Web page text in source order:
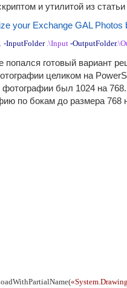
и утилитой из статьи
your Exchange GAL
-InputFolder .\Input -OutputFolder
готовый вариант
целиком на
был 1024 на
по бокам до размера 768